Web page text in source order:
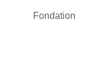
Fondation